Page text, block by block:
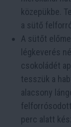
közepükbe.
a sütő
A sütőt
légkeverés
csokoládét
tesszük a
alacsony
perc alatt